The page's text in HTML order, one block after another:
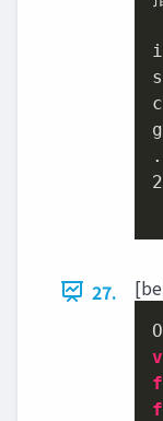
27.